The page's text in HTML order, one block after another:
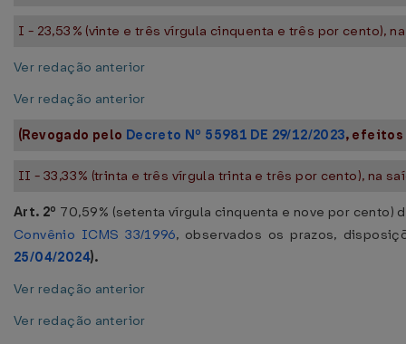
I - 23,53% (vinte e três vírgula cinquenta e três por cento),
Ver redação anterior
Ver redação anterior
(Revogado pelo Decreto Nº 55981 DE 29/12/2023, efeitos
II - 33,33% (trinta e três vírgula trinta e três por cento), na
Art. 2º 70,59% (setenta vírgula cinquenta e nove por
Convênio ICMS 33/1996, observados os prazos,
25/04/2024).
Ver redação anterior
Ver redação anterior